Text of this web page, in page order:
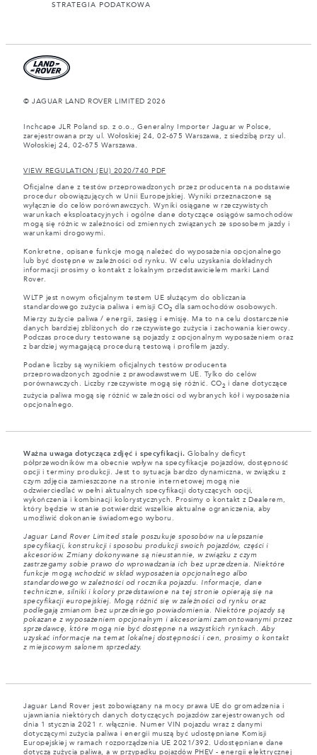
STRATEGIA PODATKOWA
© JAGUAR LAND ROVER LIMITED 2026
Inchcape JLR Poland sp. z o.o., Generalny Importer Jaguar w Polsce,
zarejestrowana przy ul. Wołoskiej 24, 02-675 Warszawa, z siedzibą przy ul.
Wołoskiej 24, 02-675 Warszawa.
VIEW REGULATION (EU) 2020/740 PDF
Oficjalne dane z testów przeprowadzonych przez producenta na podstawie
procedur obowiązujących w Unii Europejskiej. Wyniki przeznaczone są
wyłącznie do celów porównawczych. Wyniki osiągane w rzeczywistych
warunkach eksploatacyjnych i ogólne dane dotyczące osiągów samochodów
mogą się różnic w zależności od zmiennych związanych ze sposobem jazdy i
warunkami drogowymi.
Konkretne, opisane funkcje mogą należeć do wyposażenia opcjonalnego
lub być dostępne w zależności od rynku. W celu uzyskania dokładnych
informacji prosimy o kontakt z lokalnym przedstawicielem marki Land
Rover.
WLTP jest nowym oficjalnym testem UE służącym do obliczania
standardowego zużycia paliwa i emisji CO2 dla samochodów osobowych.
Mierzy zużycie paliwa / energii, zasięg i emisję. Ma to na celu dostarczenie
danych bardziej zbliżonych do rzeczywistego zużycia i zachowania kierowcy.
Podczas procedury testowane są pojazdy z opcjonalnym wyposażeniem oraz
z bardziej wymagającą procedurą testową i profilem jazdy.
Podane liczby są wynikiem oficjalnych testów producenta
przeprowadzonych zgodnie z prawodawstwem UE. Tylko do celów
porównawczych. Liczby rzeczywiste mogą się różnić. CO2 i dane dotyczące
zużycia paliwa mogą się różnić w zależności od wybranych kół i wyposażenia
opcjonalnego.
Ważna uwaga dotycząca zdjęć i specyfikacji. Globalny deficyt
półprzewodników ma obecnie wpływ na specyfikacje pojazdów, dostępność
opcji i terminy produkcji. Jest to sytuacja bardzo dynamiczna, w związku z
czym zdjęcia zamieszczone na stronie internetowej mogą nie
odzwierciedlać w pełni aktualnych specyfikacji dotyczących opcji,
wykończenia i kombinacji kolorystycznych. Prosimy o kontakt z Dealerem,
który będzie w stanie potwierdzić wszelkie aktualne ograniczenia, aby
umożliwić dokonanie świadomego wyboru.
Jaguar Land Rover Limited stale poszukuje sposobów na ulepszanie
specyfikacji, konstrukcji i sposobu produkcji swoich pojazdów, części i
akcesoriów. Zmiany dokonywane są nieustannie, w związku z czym
zastrzegamy sobie prawo do wprowadzania ich bez uprzedzenia. Niektóre
funkcje mogą wchodzić w skład wyposażenia opcjonalnego albo
standardowego w zależności od rocznika pojazdu. Informacje, dane
techniczne, silniki i kolory przedstawione na tej stronie opierają się na
specyfikacji europejskiej. Mogą różnić się w zależności od rynku oraz
podlegają zmianom bez uprzedniego powiadomienia. Niektóre pojazdy są
pokazane z wyposażeniem opcjonalnym i akcesoriami zamontowanymi przez
sprzedawcę, które mogą nie być dostępne na wszystkich rynkach. Aby
uzyskać informacje na temat lokalnej dostępności i cen, prosimy o kontakt
z miejscowym salonem sprzedaży.
Jaguar Land Rover jest zobowiązany na mocy prawa UE do gromadzenia i
ujawniania niektórych danych dotyczących pojazdów zarejestrowanych od
dnia 1 stycznia 2021 r. włącznie. Numer VIN pojazdu wraz z danymi
dotyczącymi zużycia paliwa i energii muszą być udostępniane Komisji
Europejskiej w ramach rozporządzenia UE 2021/392. Udostępniane dane
dotyczą zużycia paliwa, a w przypadku pojazdów PHEV - energii elektrycznej